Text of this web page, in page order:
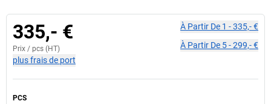
335,- €
Prix / pcs (HT)
plus frais de port
À Partir De 1 -335,- €
À Partir De 5-299,- €
PCS